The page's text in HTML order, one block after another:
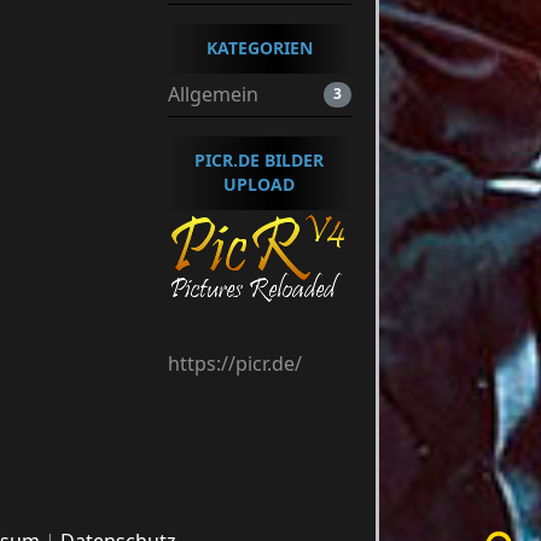
KATEGORIEN
Allgemein 3
PICR.DE BILDER
UPLOAD
https://picr.de/